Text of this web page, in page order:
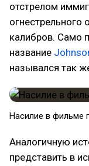
отстрелом
огнестрельного
калибров. Само
название
назывался так
Насилие в фильме
Аналогичную
представить в